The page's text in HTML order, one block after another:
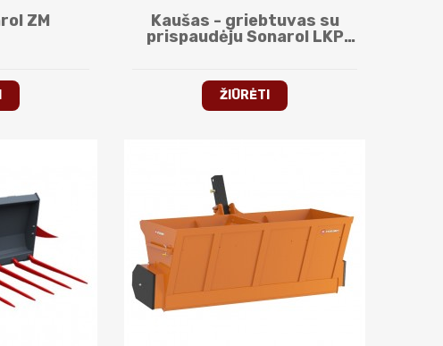
ZM
Kaušas - griebtuvas su
prispaudėju Sonarol LKP
ŽIŪRĖTI